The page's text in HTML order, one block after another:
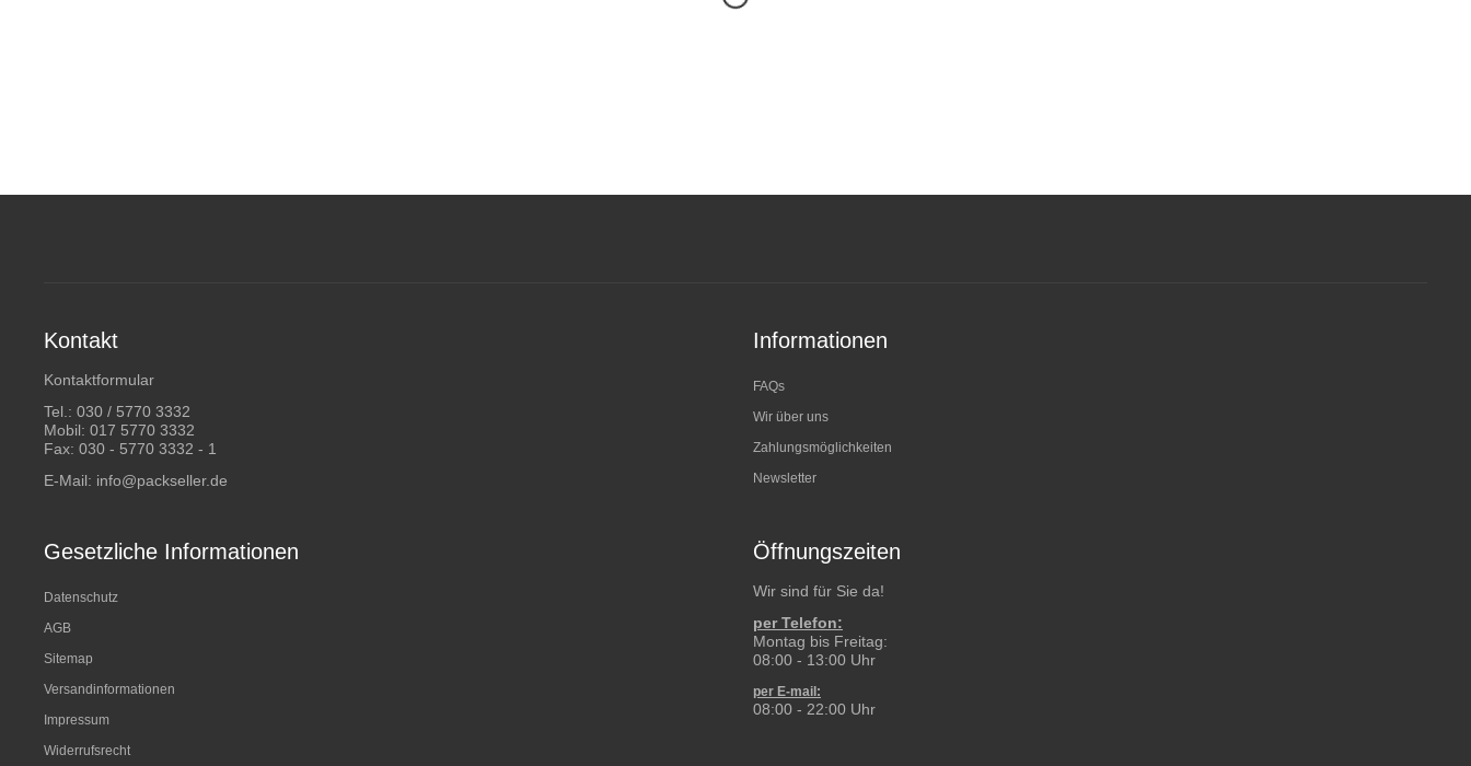
Kontakt
Kontaktformular
Tel.: 030 / 5770 3332
Mobil: 017 5770 3332
Fax: 030 - 5770 3332 - 1
E-Mail: info@packseller.de
Informationen
FAQs
Wir über uns
Zahlungsmöglichkeiten
Newsletter
Gesetzliche Informationen
Datenschutz
AGB
Sitemap
Versandinformationen
Impressum
Widerrufsrecht
Öffnungszeiten
Wir sind für Sie da!
per Telefon:
Montag bis Freitag:
08:00 - 13:00 Uhr
per E-mail:
08:00 - 22:00 Uhr